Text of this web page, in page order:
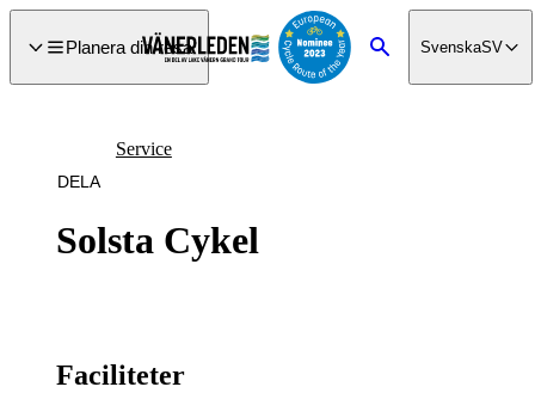
till
Planera din resa
Sök SvenskaSV
Solsta Cykel
Service
DELA
Faciliteter